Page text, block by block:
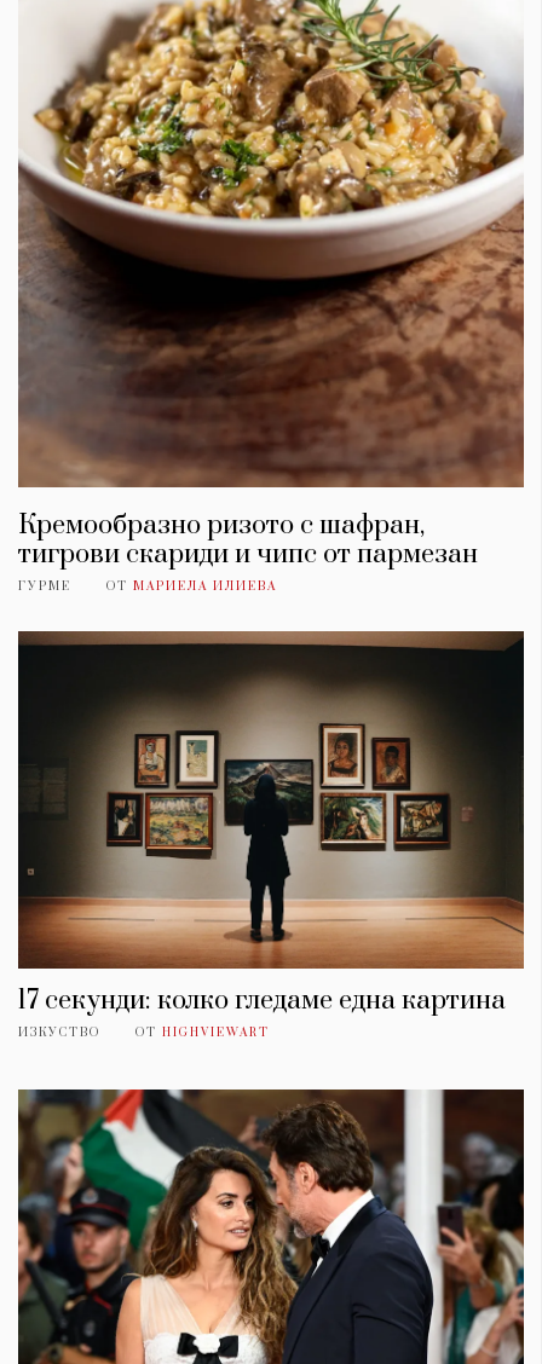
Кремообразно ризото с шафран,
тигрови скариди и чипс от пармезан
ГУРМЕ ОТ МАРИЕЛА ИЛИЕВА
17 секунди: колко гледаме една картина
ИЗКУСТВО ОТ HIGHVIEWART